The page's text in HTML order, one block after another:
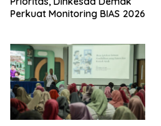
Perkuat Monitoring BIAS 2026